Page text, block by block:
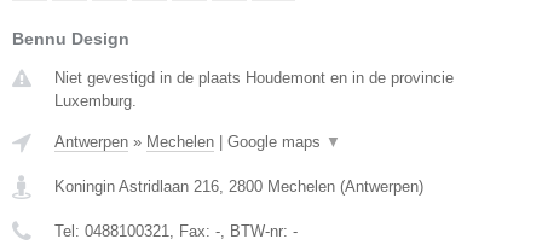
Bennu Design
Niet gevestigd in de plaats Houdemont en in de provincie
Luxemburg.
Antwerpen » Mechelen Google maps ▼
Koningin Astridlaan 216, 2800 Mechelen (Antwerpen)
Tel: 0488100321, Fax: -, BTW-nr: -